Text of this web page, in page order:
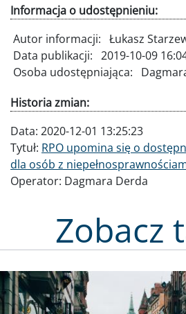
Informacja o udostępnieniu:
Autor informacji: Łukasz
Data publikacji: 2019-10-09
Osoba udostępniająca:
Historia zmian:
Data: 2020-12-01 13:25:23
Tytuł: RPO upomina się o
dla osób z
Operator: Dagmara Derda
Zobacz
Obraz